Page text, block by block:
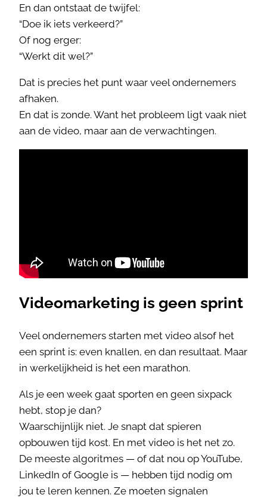
En dan ontstaat de twijfel:
“Doe ik iets verkeerd?”
Of nog erger:
“Werkt dit wel?”
Dat is precies het punt waar veel ondernemers
afhaken.
En dat is zonde. Want het probleem ligt vaak niet
aan de video, maar aan de verwachtingen.
Videomarketing is geen sprint
Veel ondernemers starten met video alsof het
een sprint is: even knallen, en dan resultaat. Maar
in werkelijkheid is het een marathon.
Als je een week gaat sporten en geen sixpack
hebt, stop je dan?
Waarschijnlijk niet. Je snapt dat spieren
opbouwen tijd kost. En met video is het net zo.
De meeste algoritmes — of dat nou op YouTube,
LinkedIn of Google is — hebben tijd nodig om
jou te leren kennen. Ze moeten signalen